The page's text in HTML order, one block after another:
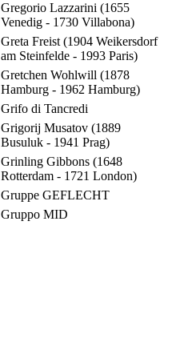
Gregorio Lazzarini (1655
Venedig - 1730 Villabona)
Greta Freist (1904 Weikersdorf
am Steinfelde - 1993 Paris)
Gretchen Wohlwill (1878
Hamburg - 1962 Hamburg)
Grifo di Tancredi
Grigorij Musatov (1889
Busuluk - 1941 Prag)
Grinling Gibbons (1648
Rotterdam - 1721 London)
Gruppe GEFLECHT
Gruppo MID